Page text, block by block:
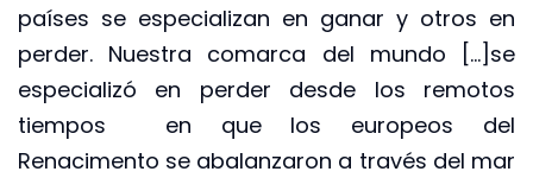
países se especializan en ganar y otros en
perder. Nuestra comarca del mundo […]se
especializó en perder desde los remotos
tiempos en que los europeos del
Renacimento se abalanzaron a través del mar